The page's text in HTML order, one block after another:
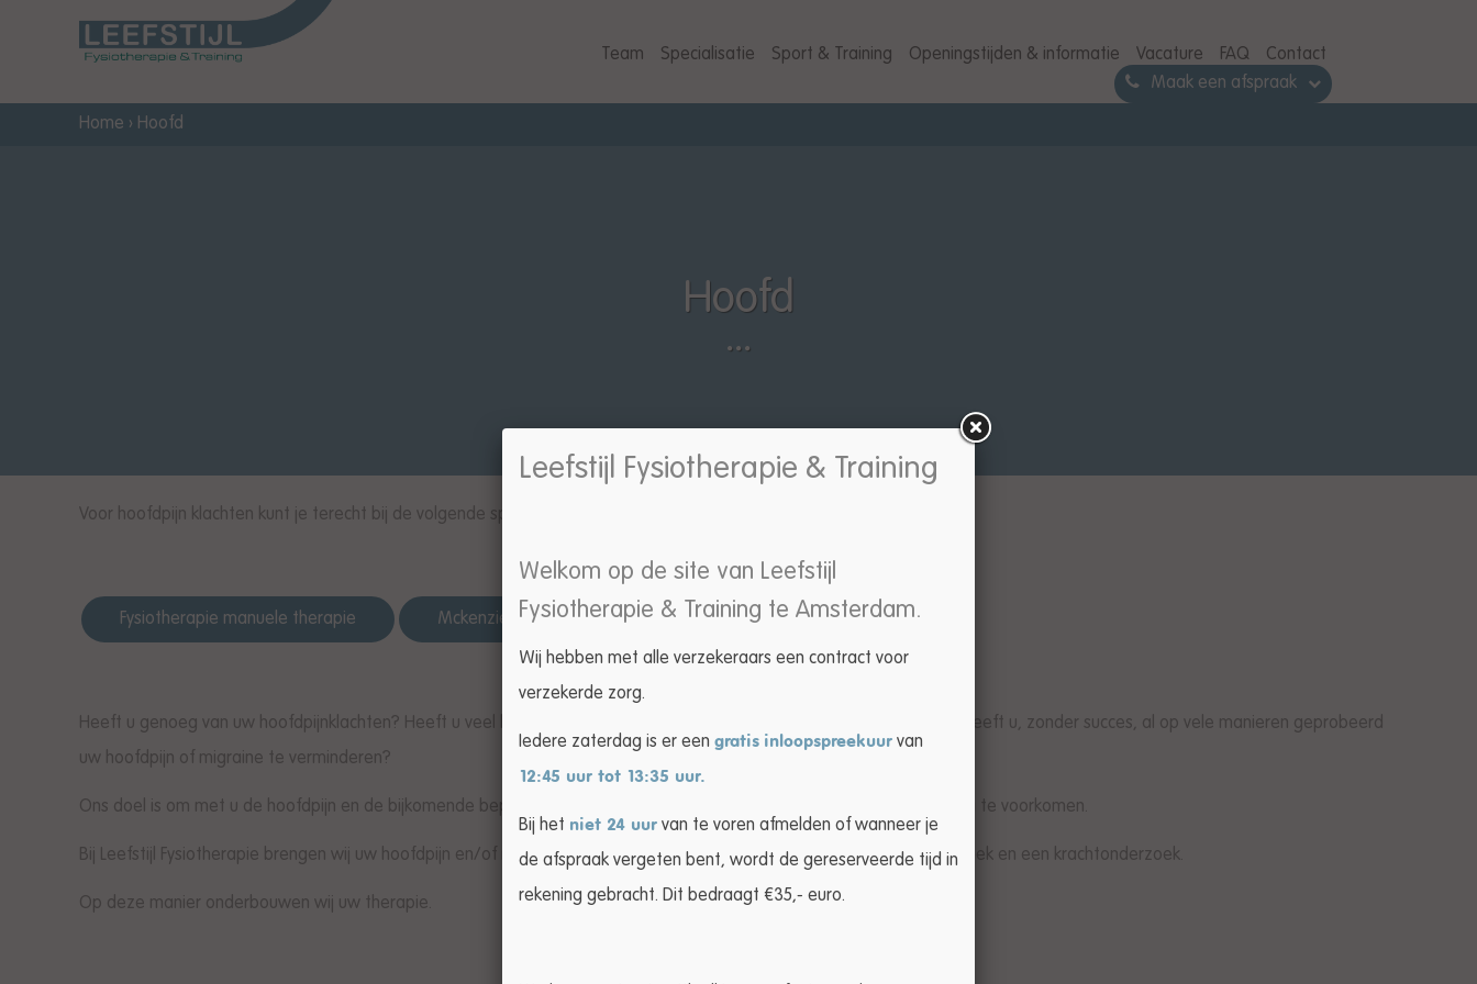
Team Specialisatie Sport & Training Openingstijden & informatie Vacature FAQ
Contact
Maak een afspraak
Home › Hoofd
Hoofd
Voor hoofdpijn klachten kunt je terecht bij de volgende specialisaties:
Fysiotherapie manuele therapie Mckenzie therapie Osteopathie
Heeft u genoeg van uw hoofdpijnklachten? Heeft u veel last van hoofdpijn? Dit kan uw dagelijks leven sterk beperken. Heeft u, zonder succes, al op vele manieren geprobeerd
uw hoofdpijn of migraine te verminderen?
Ons doel is om met u de hoofdpijn en de bijkomende beperkingen in uw dagelijks leven weg te nemen. Tevens herhaling te voorkomen.
Bij Leefstijl Fysiotherapie brengen wij uw hoofdpijn en/of nekpijn in kaart middels een anamnese, een lichamelijk onderzoek en een krachtonderzoek.
Op deze manier onderbouwen wij uw therapie.
Leefstijl Fysiotherapie & Training
Welkom op de site van Leefstijl
Fysiotherapie & Training te Amsterdam.
Wij hebben met alle verzekeraars een contract voor
verzekerde zorg.
Iedere zaterdag is er een gratis inloopspreekuur van
12:45 uur tot 13:35 uur.
Bij het niet 24 uur van te voren afmelden of wanneer je
de afspraak vergeten bent, wordt de gereserveerde tijd in
rekening gebracht. Dit bedraagt €35,- euro.